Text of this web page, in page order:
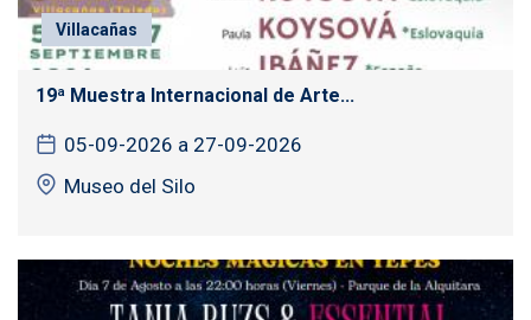
Villacañas
19ª Muestra Internacional de Arte...
05-09-2026 a 27-09-2026
Museo del Silo